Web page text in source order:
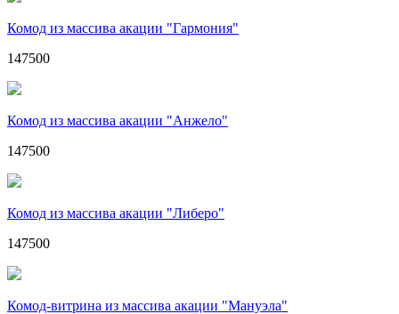
Комод из массива акации "Гармония"
147500
Комод из массива акации "Анжело"
147500
Комод из массива акации "Либеро"
147500
Комод-витрина из массива акации "Мануэла"